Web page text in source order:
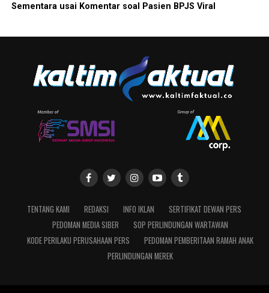
Sementara usai Komentar soal Pasien BPJS Viral
TENTANG KAMI REDAKSI INFO IKLAN
SERTIFIKAT DEWAN PERS
PEDOMAN MEDIA SIBER
SOP PERLINDUNGAN WARTAWAN
KODE PERILAKU PERUSAHAAN PERS
PEDOMAN PEMBERITAAN RAMAH ANAK
PERLINDUNGAN MEREK